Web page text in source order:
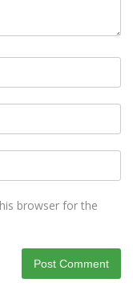
browser for the